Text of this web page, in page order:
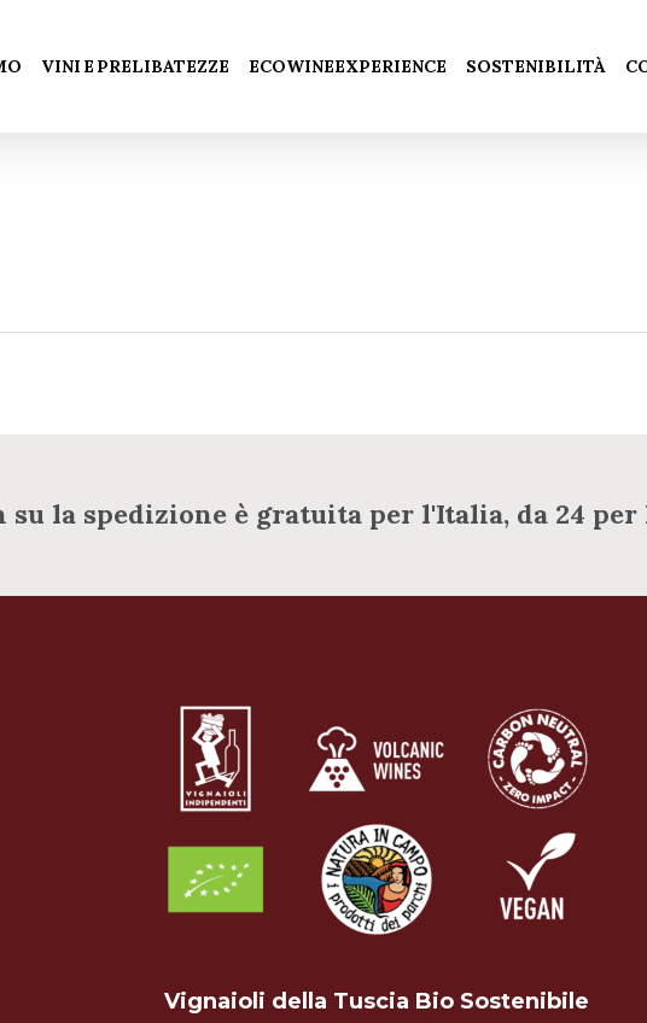
VINI E PRELIBATEZZE ECOWINEEXPERIENCE SOSTENIBILITÀ
Carrello
su la spedizione è gratuita per l'Italia, da 24 per
Vignaioli della Tuscia Bio Sostenibile